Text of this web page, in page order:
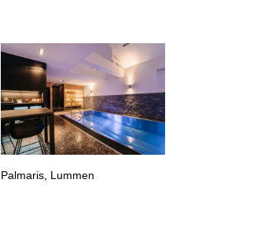
Palmaris, Lummen